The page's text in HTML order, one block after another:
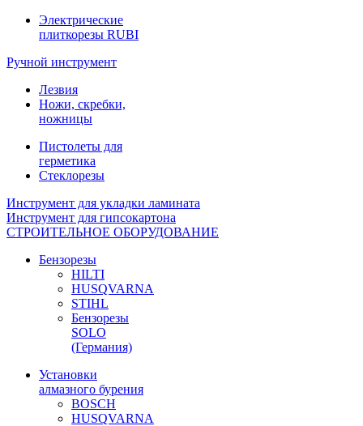
Электрические
плиткорезы RUBI
Ручной инструмент
Лезвия
Ножи, скребки,
ножницы
Пистолеты для
герметика
Стеклорезы
Инструмент для укладки ламината
Инструмент для гипсокартона
СТРОИТЕЛЬНОЕ ОБОРУДОВАНИЕ
Бензорезы
HILTI
HUSQVARNA
STIHL
Бензорезы
SOLO
(Германия)
Установки
алмазного бурения
BOSCH
HUSQVARNA